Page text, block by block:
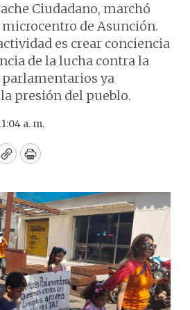
Ciudadano, marchó
de Asunción.
es crear conciencia
de la lucha contra la
ya
presión del pueblo.
a. m.
CopyPrint